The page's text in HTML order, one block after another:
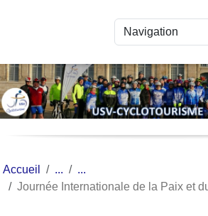
Accueil
Journée Internationale de la Paix et